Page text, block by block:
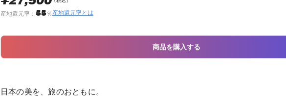
（税込）
産地還元率： 55％ 産地還元率とは
商品を購入する
日本の美を、旅のおともに。